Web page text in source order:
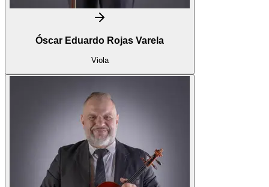
Óscar Eduardo Rojas Varela
Viola